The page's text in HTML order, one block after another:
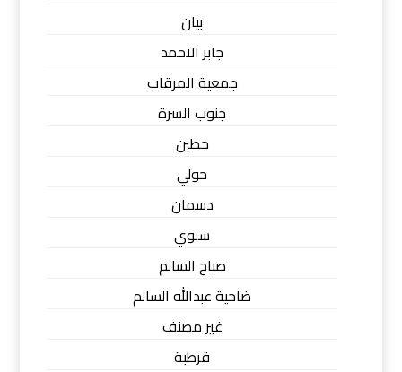
بيان
جابر الاحمد
جمعية المرقاب
جنوب السرة
حطين
حولي
دسمان
سلوي
صباح السالم
ضاحية عبدالله السالم
غير مصنف
قرطبة